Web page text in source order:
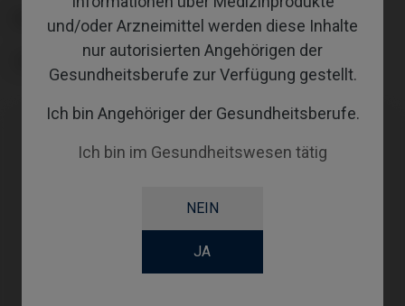
und/oder Arzneimittel werden diese Inhalte
nur autorisierten Angehörigen der
Gesundheitsberufe zur Verfügung gestellt.
Ich bin Angehöriger der Gesundheitsberufe.
Ich bin im Gesundheitswesen tätig
NEIN
JA
PLATTFORM